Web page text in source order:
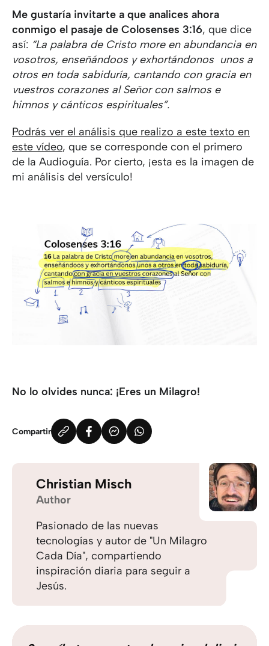
Me gustaría invitarte a que analices ahora
conmigo el pasaje de Colosenses 3:16, que dice
así: “La palabra de Cristo more en abundancia en
vosotros, enseñándoos y exhortándonos unos a
otros en toda sabiduría, cantando con gracia en
vuestros corazones al Señor con salmos e
himnos y cánticos espirituales”.
Podrás ver el análisis que realizo a este texto en
este vídeo, que se corresponde con el primero
de la Audioguía. Por cierto, ¡esta es la imagen de
mi análisis del versículo!
No lo olvides nunca: ¡Eres un Milagro!
Compartir
Christian Misch
Author
Pasionado de las nuevas
tecnologías y autor de "Un Milagro
Cada Día", compartiendo
inspiración diaria para seguir a
Jesús.